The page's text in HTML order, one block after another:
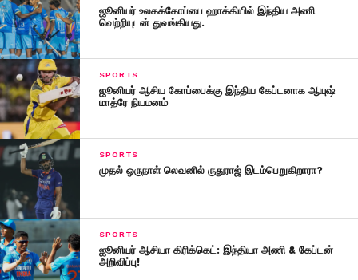
ஜூனியர் உலகக்கோப்பை ஹாக்கியில் இந்திய அணி
வெற்றியுடன் துவங்கியது.
SPORTS
ஜூனியர் ஆசிய கோப்பைக்கு இந்திய கேப்டனாக ஆயுஷ்
மாத்ரே நியமனம்
SPORTS
முதல் ஒருநாள் லெவனில் ருதுராஜ் இடம்பெறுகிறாரா?
SPORTS
ஜூனியர் ஆசியா கிரிக்கெட்: இந்தியா அணி & கேப்டன்
அறிவிப்பு!